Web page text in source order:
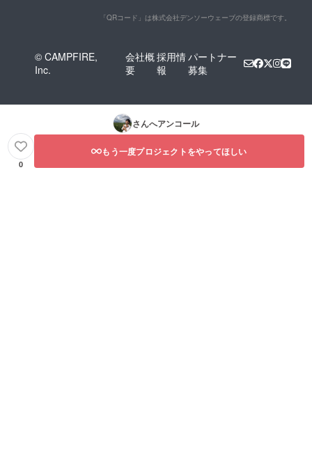
「QRコード」は株式会社デンソーウェーブの登録商標です。
© CAMPFIRE,
Inc.
会社概
要
採用情
報
パートナー
募集
さんへアンコール
0
もう一度プロジェクトをやってほしい